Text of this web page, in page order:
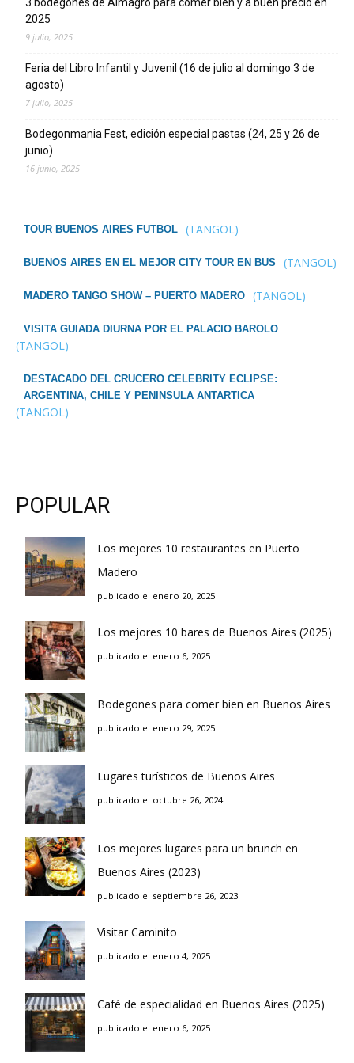
2025
9 julio, 2025
Feria del Libro Infantil y Juvenil (16 de julio al domingo 3 de
agosto)
7 julio, 2025
Bodegonmania Fest, edición especial pastas (24, 25 y 26 de
junio)
16 junio, 2025
TOUR BUENOS AIRES FUTBOL (TANGOL)
BUENOS AIRES EN EL MEJOR CITY TOUR EN BUS (TANGOL)
MADERO TANGO SHOW – PUERTO MADERO (TANGOL)
VISITA GUIADA DIURNA POR EL PALACIO BAROLO
(TANGOL)
DESTACADO DEL CRUCERO CELEBRITY ECLIPSE:
ARGENTINA, CHILE Y PENINSULA ANTARTICA
(TANGOL)
POPULAR
Los mejores 10 restaurantes en Puerto
Madero
publicado el enero 20, 2025
Los mejores 10 bares de Buenos Aires (2025)
publicado el enero 6, 2025
Bodegones para comer bien en Buenos Aires
publicado el enero 29, 2025
Lugares turísticos de Buenos Aires
publicado el octubre 26, 2024
Los mejores lugares para un brunch en
Buenos Aires (2023)
publicado el septiembre 26, 2023
Visitar Caminito
publicado el enero 4, 2025
Café de especialidad en Buenos Aires (2025)
publicado el enero 6, 2025